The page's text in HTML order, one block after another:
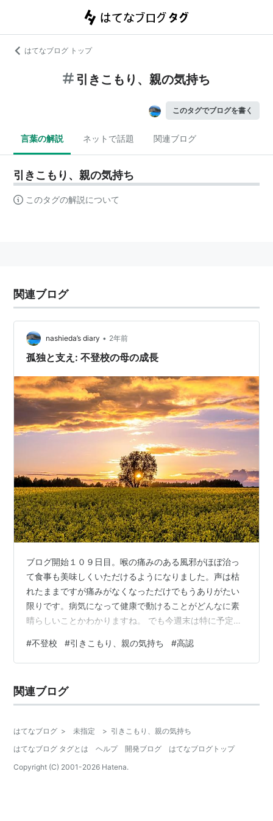
はてなブログ トップ
引きこもり、親の気持ち
このタグでブログを書く
言葉の解説 ネットで話題 関連ブログ
引きこもり、親の気持ち
このタグの解説について
関連ブログ
nashieda’s diary • 2年前
孤独と支え: 不登校の母の成長
ブログ開始１０９日目。喉の痛みのある風邪がほぼ治っ
て食事も美味しくいただけるようになりました。声は枯
れたままですが痛みがなくなっただけでもうありがたい
限りです。病気になって健康で動けることがどんなに素
晴らしいことかわかりますね。 でも今週末は特に予定も
す。 今日は金曜日なので不登校と引きこもりについて綴
っていきたいと思います。 １６歳引きこもり息子は今月
ばしてゲーム三昧しております。昼夜逆転ももちろんあ
りますが私と２人暮らしで他の人にはほとんど会わない
#不登校 #引きこもり、親の気持ち #高認
関連ブログ
はてなブログ > 未指定 > 引きこもり、親の気持ち
はてなブログ タグとは
ヘルプ 開発ブログ
はてなブログトップ
Copyright (C) 2001-2026 Hatena.